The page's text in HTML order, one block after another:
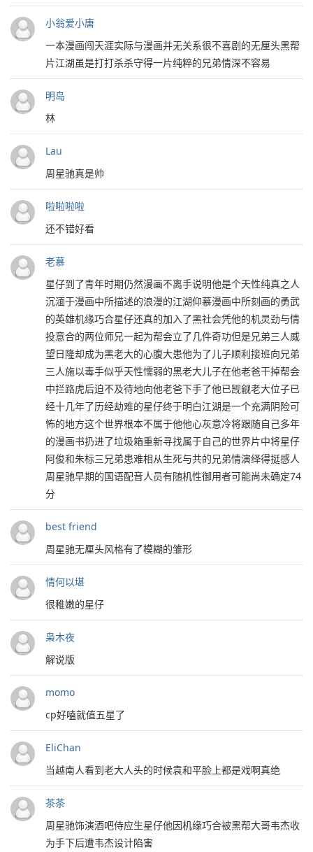
小翁爱小唐
一本漫画闯天涯实际与漫画并无关系很不喜剧的无厘头黑帮
片江湖虽是打打杀杀守得一片纯粹的兄弟情深不容易
明岛
林
Lau
周星驰真是帅
啦啦啦啦
还不错好看
老慕
星仔到了青年时期仍然漫画不离手说明他是个天性纯真之人
沉湎于漫画中所描述的浪漫的江湖仰慕漫画中所刻画的勇武
的英雄机缘巧合星仔还真的加入了黑社会凭他的机灵劲与情
投意合的两位师兄一起为帮会立了几件奇功但是兄弟三人威
望日隆却成为黑老大的心腹大患他为了儿子顺利接班向兄弟
三人施以毒手似乎天性懦弱的黑老大儿子在他老爸干掉帮会
中拦路虎后迫不及待地向他老爸下手了他已觊觎老大位子已
经十几年了历经劫难的星仔终于明白江湖是一个充满阴险可
怖的地方这个世界根本不属于他他心灰意冷将跟随自己多年
的漫画书扔进了垃圾箱重新寻找属于自己的世界片中将星仔
阿俊和朱标三兄弟患难相从生死与共的兄弟情演绎得挺感人
周星驰早期的国语配音人员有随机性御用者可能尚未确定74
分
best friend
周星驰无厘头风格有了模糊的雏形
情何以堪
很稚嫩的星仔
枭木夜
解说版
momo
cp好嗑就值五星了
EliChan
当越南人看到老大人头的时候袁和平脸上都是戏啊真绝
茶茶
周星驰饰演酒吧侍应生星仔他因机缘巧合被黑帮大哥韦杰收
为手下后遭韦杰设计陷害